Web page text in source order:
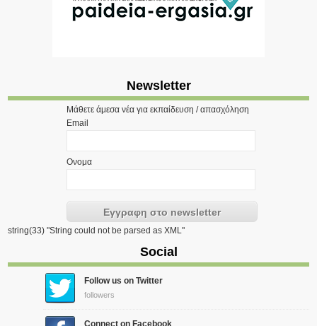
Newsletter
Μάθετε άμεσα νέα για εκπαίδευση / απασχόληση
Email
Ονομα
string(33) "String could not be parsed as XML"
Social
Follow us on Twitter
followers
Connect on Facebook